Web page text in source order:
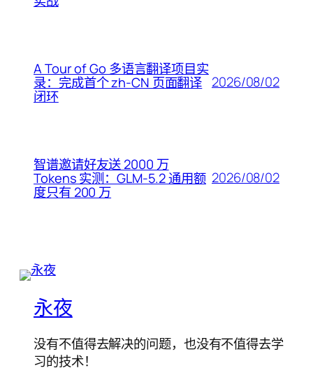
A Tour of Go 多语言翻译项目实
录：完成首个 zh-CN 页面翻译
闭环
2026/08/02
智谱邀请好友送 2000 万
Tokens 实测：GLM-5.2 通用额
度只有 200 万
2026/08/02
永夜
没有不值得去解决的问题，也没有不值得去学
习的技术！